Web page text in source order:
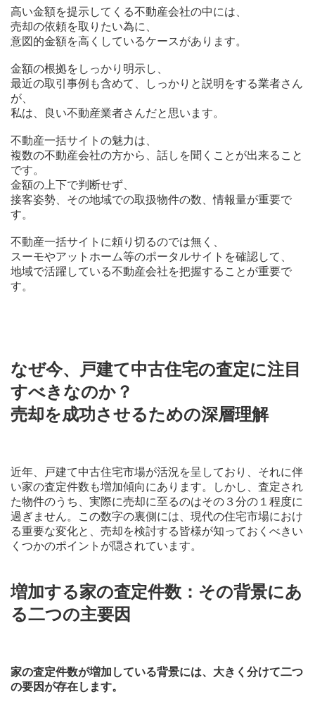
高い金額を提示してくる不動産会社の中には、
売却の依頼を取りたい為に、
意図的金額を高くしているケースがあります。
金額の根拠をしっかり明示し、
最近の取引事例も含めて、しっかりと説明をする業者さん
が、
私は、良い不動産業者さんだと思います。
不動産一括サイトの魅力は、
複数の不動産会社の方から、話しを聞くことが出来ること
です。
金額の上下で判断せず、
接客姿勢、その地域での取扱物件の数、情報量が重要で
す。
不動産一括サイトに頼り切るのでは無く、
スーモやアットホーム等のポータルサイトを確認して、
地域で活躍している不動産会社を把握することが重要で
す。
なぜ今、戸建て中古住宅の査定に注目
すべきなのか？
売却を成功させるための深層理解
近年、戸建て中古住宅市場が活況を呈しており、それに伴
い家の査定件数も増加傾向にあります。しかし、査定され
た物件のうち、実際に売却に至るのはその３分の１程度に
過ぎません。この数字の裏側には、現代の住宅市場におけ
る重要な変化と、売却を検討する皆様が知っておくべきい
くつかのポイントが隠されています。
増加する家の査定件数：その背景にあ
る二つの主要因
家の査定件数が増加している背景には、大きく分けて二つ
の要因が存在します。